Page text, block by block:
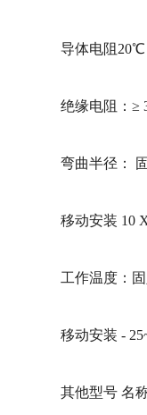
导体电阻20℃
绝缘电阻：≥
弯曲半径：
移动安装 10
工作温度：
移动安装 -
其他型号 名